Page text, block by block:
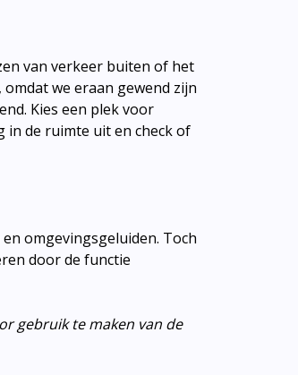
van verkeer buiten of het
we eraan gewend zijn
Kies een plek voor
in de ruimte uit en check of
omgevingsgeluiden. Toch
door de functie
gebruik te maken van de